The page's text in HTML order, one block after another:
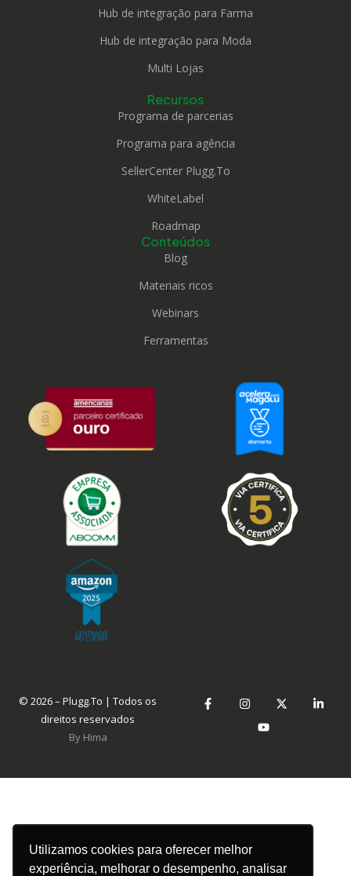
Utilizamos cookies para oferecer melhor
experiência, melhorar o desempenho, analisar
Hub de integração para Farma
Hub de integração para Moda
Multi Lojas
Recursos
Programa de parcerias
Programa para agência
SellerCenter Plugg.To
WhiteLabel
Roadmap
Conteúdos
Blog
Materiais ricos
Webinars
Ferramentas
© 2026 – Plugg.To | Todos os
direitos reservados
By Hima